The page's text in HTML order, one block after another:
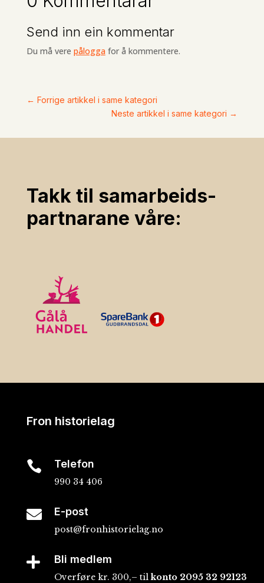
Send inn ein kommentar
Du må vere påloggafor å kommentere.
← Forrige artikkel i same kategori
Neste artikkel i same kategori →
Takk til samarbeids­
partnarane våre:
Fron historielag
 Telefon
990 34 406
 E-post
post@fronhistorielag.no
 Bli medlem
Overføre kr. 300,– tilkonto 2095 32 92123